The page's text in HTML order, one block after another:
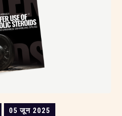
05 जून 2025